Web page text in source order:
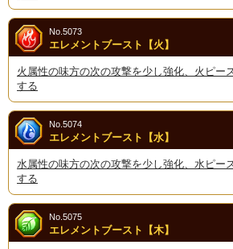
エレメントブースト【火】
No.5073
火属性の味方の次の攻撃を少し強化、火ピー
する
エレメントブースト【水】
No.5074
水属性の味方の次の攻撃を少し強化、水ピー
する
エレメントブースト【木】
No.5075